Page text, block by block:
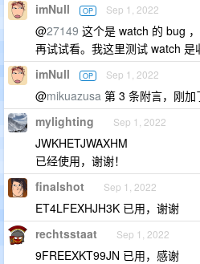
imNull OP Sep 1, 2022
@27149 这个是 watch 的 bug
再试试看。我这里测试 watch 是
imNull OP Sep 1, 2022
@mikuazusa 第 3 条附言，刚加
mylighting Sep 1, 2022
JWKHETJWAXHM
已经使用，谢谢！
finalshot Sep 1, 2022
ET4LFEXHJH3K 已用，谢谢
rechtsstaat Sep 1, 2022
9FREEXKT99JN 已用，感谢